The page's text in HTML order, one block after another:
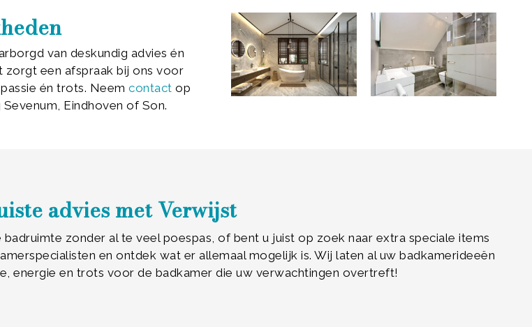
van deskundig advies én
zorgt een afspraak bij ons voor
én trots. Neem contact op
Eindhoven of Son.
1024x731
Verwijst-
21-
1024x768
Bitswijk31Uden-
15-
1024x683
advies met Verwijst
zonder al te veel poespas, of bent u juist op zoek naar extra speciale items
en ontdek wat er allemaal mogelijk is. Wij laten al uw badkamerideeën
energie en trots voor de badkamer die uw verwachtingen overtreft!